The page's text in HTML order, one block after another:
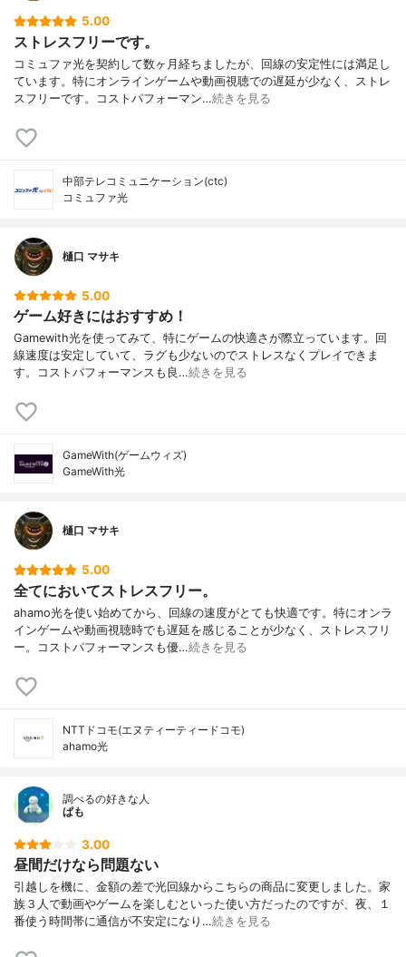
5.00
ストレスフリーです。
コミュファ光を契約して数ヶ月経ちましたが、回線の安定性には満足し
ています。特にオンラインゲームや動画視聴での遅延が少なく、ストレ
スフリーです。コストパフォーマン…続きを見る
中部テレコミュニケーション(ctc)
コミュファ光
樋口 マサキ
5.00
ゲーム好きにはおすすめ！
Gamewith光を使ってみて、特にゲームの快適さが際立っています。回
線速度は安定していて、ラグも少ないのでストレスなくプレイできま
す。コストパフォーマンスも良…続きを見る
GameWith(ゲームウィズ)
GameWith光
樋口 マサキ
5.00
全てにおいてストレスフリー。
ahamo光を使い始めてから、回線の速度がとても快適です。特にオンラ
インゲームや動画視聴時でも遅延を感じることが少なく、ストレスフリ
ー。コストパフォーマンスも優…続きを見る
NTTドコモ(エヌティーティードコモ)
ahamo光
調べるの好きな人
ぱも
3.00
昼間だけなら問題ない
引越しを機に、金額の差で光回線からこちらの商品に変更しました。家
族３人で動画やゲームを楽しむといった使い方だったのですが、夜、１
番使う時間帯に通信が不安定になり…続きを見る